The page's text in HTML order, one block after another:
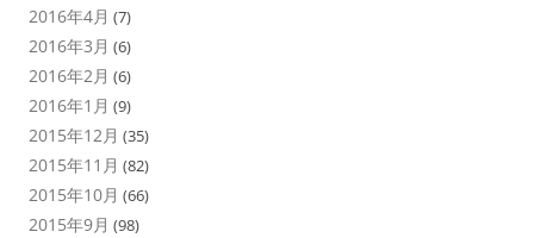
2016年4月 (7)
2016年3月 (6)
2016年2月 (6)
2016年1月 (9)
2015年12月 (35)
2015年11月 (82)
2015年10月 (66)
2015年9月 (98)